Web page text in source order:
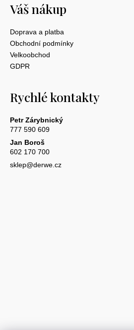
Váš nákup
Doprava a platba
Obchodní podmínky
Velkoobchod
GDPR
Rychlé kontakty
Petr Zárybnický
777 590 609
Jan Boroš
602 170 700
sklep@derwe.cz